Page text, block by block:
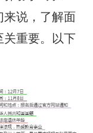
来说，了解面
关重要。以下